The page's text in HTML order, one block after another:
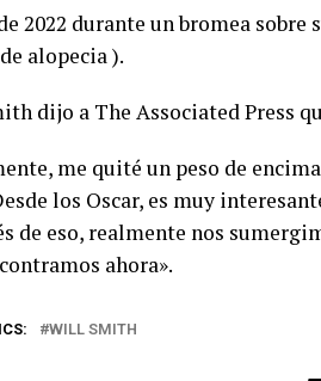
2022 durante un bromea
alopecia ).
dijo a The Associated Press
me quité un peso de
los Oscar, es muy
de eso, realmente nos
ahora».
WILL SMITH